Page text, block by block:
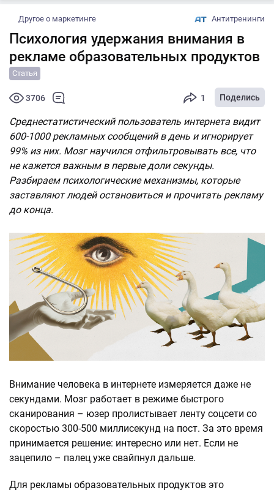
Другое о маркетинге Антитренинги
Психология удержания внимания в
рекламе образовательных продуктов
Статья
3706 1 Поделись
Среднестатистический пользователь интернета видит
600-1000 рекламных сообщений в день и игнорирует
99% из них. Мозг научился отфильтровывать все, что
не кажется важным в первые доли секунды.
Разбираем психологические механизмы, которые
заставляют людей остановиться и прочитать рекламу
до конца.
Внимание человека в интернете измеряется даже не
секундами. Мозг работает в режиме быстрого
сканирования – юзер пролистывает ленту соцсети со
скоростью 300-500 миллисекунд на пост. За это время
принимается решение: интересно или нет. Если не
зацепило – палец уже свайпнул дальше.
Для рекламы образовательных продуктов это